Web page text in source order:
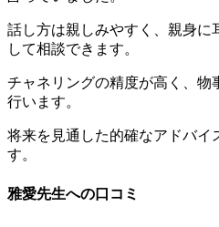
話し方は親しみやすく、親身に
して相談できます。
チャネリングの精度が高く、物
行います。
将来を見通した的確なアドバイ
す。
雅愛先生への口コミ